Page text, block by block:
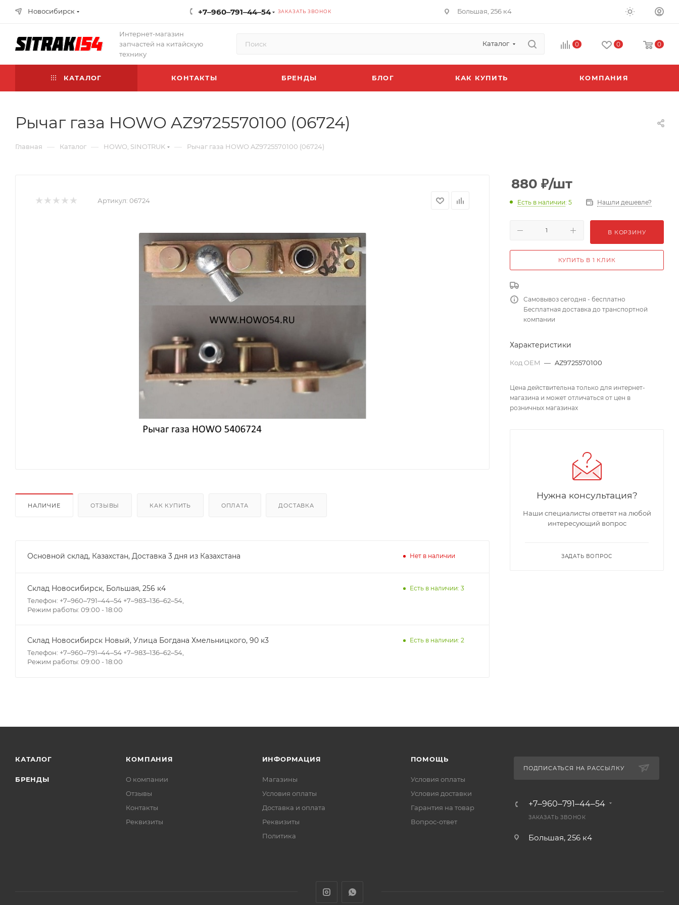
Новосибирск +7‒960‒791‒44‒54 ЗАКАЗАТЬ ЗВОНОК Большая, 256 к4
Интернет-магазин
запчастей на китайскую
технику
Каталог 0 0 0
КАТАЛОГ КОНТАКТЫ БРЕНДЫ БЛОГ КАК КУПИТЬ КОМПАНИЯ
Рычаг газа HOWO AZ9725570100 (06724)
Главная — Каталог — HOWO, SINOTRUK — Рычаг газа HOWO AZ9725570100 (06724)
Артикул: 06724
НАЛИЧИЕ ОТЗЫВЫ КАК КУПИТЬ ОПЛАТА ДОСТАВКА
Основной склад, Казахстан, Доставка 3 дня из Казахстана Нет в наличии
Склад Новосибирск, ​Большая, 256 к4
Телефон: +7‒960‒791‒44‒54 +7‒983‒136‒62‒54,
Режим работы: 09:00 - 18:00
Есть в наличии: 3
Склад Новосибирск Новый, ​Улица Богдана Хмельницкого, 90 к3
Телефон: +7‒960‒791‒44‒54 +7‒983‒136‒62‒54,
Режим работы: 09:00 - 18:00
Есть в наличии: 2
880 ₽/шт
Есть в наличии: 5 Нашли дешевле?
В КОРЗИНУ
КУПИТЬ В 1 КЛИК
Самовывоз сегодня - бесплатно
Бесплатная доставка до транспортной
компании
Характеристики
Код OEM — AZ9725570100
Цена действительна только для интернет-
магазина и может отличаться от цен в
розничных магазинах
Нужна консультация?
Наши специалисты ответят на любой
интересующий вопрос
ЗАДАТЬ ВОПРОС
КАТАЛОГ
БРЕНДЫ
КОМПАНИЯ
О компании
Отзывы
Контакты
Реквизиты
ИНФОРМАЦИЯ
Магазины
Условия оплаты
Доставка и оплата
Реквизиты
Политика
ПОМОЩЬ
Условия оплаты
Условия доставки
Гарантия на товар
Вопрос-ответ
ПОДПИСАТЬСЯ НА РАССЫЛКУ
+7‒960‒791‒44‒54
ЗАКАЗАТЬ ЗВОНОК
Большая, 256 к4